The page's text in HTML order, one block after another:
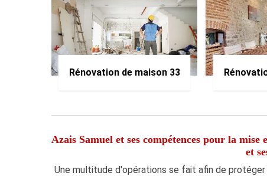
Rénovation de maison 33
Azais Samuel et ses compétences pour la
et
Une multitude d'opérations se fait afin de